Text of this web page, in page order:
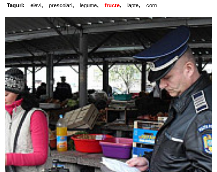
Taguri: elevi, prescolari, legume, fructe, lapte, corn